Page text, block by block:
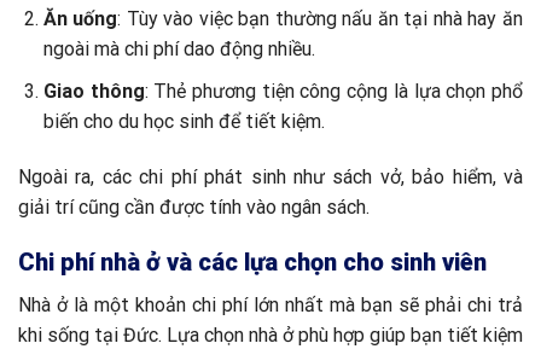
Ăn uống: Tùy vào việc bạn thường nấu ăn tại nhà hay ăn
ngoài mà chi phí dao động nhiều.
Giao thông: Thẻ phương tiện công cộng là lựa chọn phổ
biến cho du học sinh để tiết kiệm.
Ngoài ra, các chi phí phát sinh như sách vở, bảo hiểm, và
giải trí cũng cần được tính vào ngân sách.
Chi phí nhà ở và các lựa chọn cho sinh viên
Nhà ở là một khoản chi phí lớn nhất mà bạn sẽ phải chi trả
khi sống tại Đức. Lựa chọn nhà ở phù hợp giúp bạn tiết kiệm